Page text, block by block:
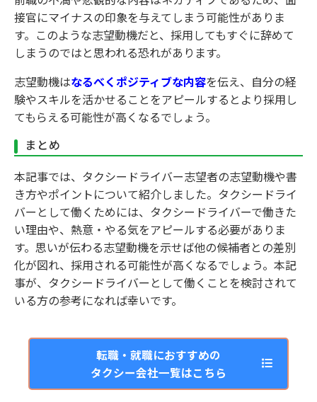
接官にマイナスの印象を与えてしまう可能性がありま
す。このような志望動機だと、採用してもすぐに辞めて
しまうのではと思われる恐れがあります。
志望動機はなるべくポジティブな内容を伝え、自分の経
験やスキルを活かせることをアピールするとより採用し
てもらえる可能性が高くなるでしょう。
まとめ
本記事では、タクシードライバー志望者の志望動機や書
き方やポイントについて紹介しました。タクシードライ
バーとして働くためには、タクシードライバーで働きた
い理由や、熱意・やる気をアピールする必要がありま
す。思いが伝わる志望動機を示せば他の候補者との差別
化が図れ、採用される可能性が高くなるでしょう。本記
事が、タクシードライバーとして働くことを検討されて
いる方の参考になれば幸いです。
転職・就職におすすめの
タクシー会社一覧はこちら